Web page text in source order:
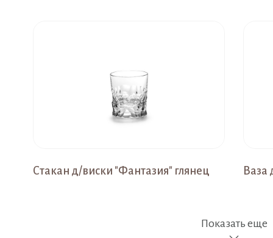
Стакан д/виски "Фантазия" глянец Ваза
Показать еще